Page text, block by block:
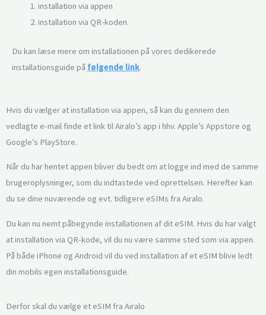
installation via appen
installation via QR-koden.
Du kan læse mere om installationen på vores dedikerede
installationsguide på følgende link.
Hvis du vælger at installation via appen, så kan du gennem den
vedlagte e-mail finde et link til Airalo’s app i hhv. Apple’s Appstore og
Google’s PlayStore.
Når du har hentet appen bliver du bedt om at logge ind med de samme
brugeroplysninger, som du indtastede ved oprettelsen. Herefter kan
du se dine nuværende og evt. tidligere eSIMs fra Airalo.
Du kan nu nemt påbegynde installationen af dit eSIM. Hvis du har valgt
at installation via QR-kode, vil du nu være samme sted som via appen.
På både iPhone og Android vil du ved installation af et eSIM blive ledt
din mobils egen installationsguide.
Derfor skal du vælge et eSIM fra Airalo